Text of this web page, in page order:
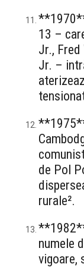
13 –
Jr.,
Jr. –
de Pol
rurale².
numele
vigoare,